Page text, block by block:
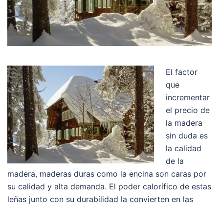
El factor
que
incrementar
el precio de
la madera
sin duda es
la calidad
de la
madera, maderas duras como la encina son caras por
su calidad y alta demanda. El poder calorífico de estas
leñas junto con su durabilidad la convierten en las